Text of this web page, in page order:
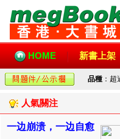
HOME 新書上架
品種 ：
人氣關注
一边崩溃，一边自愈